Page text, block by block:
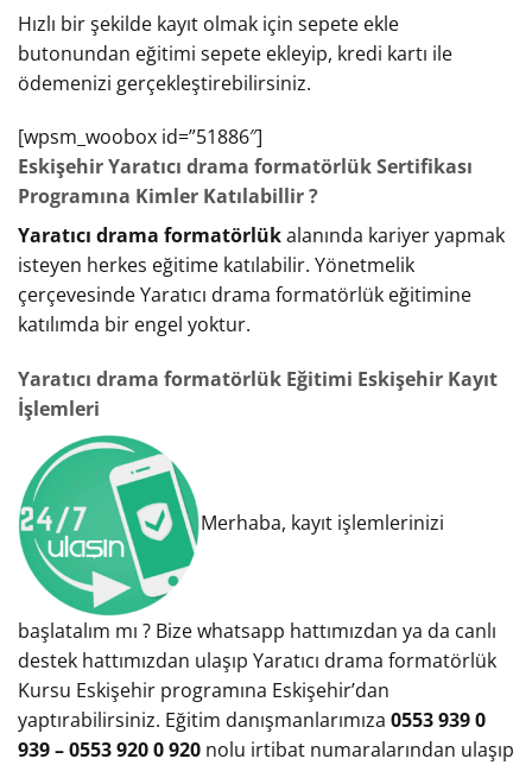
Hızlı bir şekilde kayıt olmak için sepete ekle
butonundan eğitimi sepete ekleyip, kredi kartı ile
ödemenizi gerçekleştirebilirsiniz.
[wpsm_woobox id=”51886″]
Eskişehir Yaratıcı drama formatörlük Sertifikası
Programına Kimler Katılabillir ?
Yaratıcı drama formatörlükalanında kariyer yapmak
isteyen herkes eğitime katılabilir. Yönetmelik
çerçevesinde Yaratıcı drama formatörlük eğitimine
katılımda bir engel yoktur.
Yaratıcı drama formatörlük Eğitimi Eskişehir Kayıt
İşlemleri
Merhaba, kayıt işlemlerinizi
başlatalım mı ? Bize whatsapp hattımızdan ya da canlı
destek hattımızdan ulaşıp Yaratıcı drama formatörlük
Kursu Eskişehir programına Eskişehir’dan
yaptırabilirsiniz. Eğitim danışmanlarımıza 0553 939 0
939 – 0553 920 0 920 nolu irtibat numaralarından ulaşıp